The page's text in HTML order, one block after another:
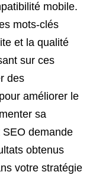
mobile.
mots-clés
et la qualité
sur ces
des
améliorer le
sa
demande
obtenus
votre stratégie